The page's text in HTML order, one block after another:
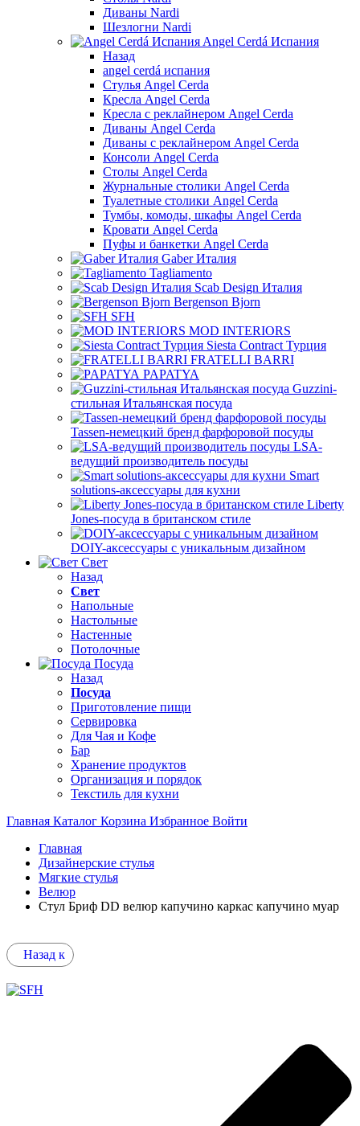
Диваны Nardi
Шезлогни Nardi
Angel Cerdá Испания
Назад
angel cerdá испания
Стулья Angel Cerda
Кресла Angel Cerda
Кресла с реклайнером Angel Cerda
Диваны Angel Cerda
Диваны с реклайнером Angel Cerda
Консоли Angel Cerda
Столы Angel Cerda
Журнальные столики Angel Cerda
Туалетные столики Angel Cerda
Тумбы, комоды, шкафы Angel Cerda
Кровати Angel Cerda
Пуфы и банкетки Angel Cerda
Gaber Италия
Tagliamento
Scab Design Италия
Bergenson Bjorn
SFH
MOD INTERIORS
Siesta Contract Турция
FRATELLI BARRI
PAPATYA
Guzzini-
стильная Итальянская посуда
Tassen-немецкий бренд фарфоровой посуды
LSA-
ведущий производитель посуды
Smart
solutions-аксессуары для кухни
Liberty
Jones-посуда в британском стиле
DOIY-аксессуары с уникальным дизайном
Свет
Назад
Свет
Напольные
Настольные
Настенные
Потолочные
Посуда
Назад
Посуда
Приготовление пищи
Сервировка
Для Чая и Кофе
Бар
Хранение продуктов
Организация и порядок
Текстиль для кухни
Главная Каталог Корзина Избранное Войти
Главная
Дизайнерские стулья
Мягкие стулья
Велюр
Стул Бриф DD велюр капучино каркас капучино муар
Назад к